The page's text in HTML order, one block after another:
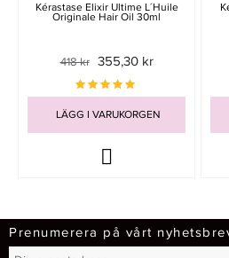
Kérastase Elixir Ultime L´Huile
Originale Hair Oil 30ml
418 kr 355,30 kr
LÄGG I VARUKORGEN
Prenumerera på vårt